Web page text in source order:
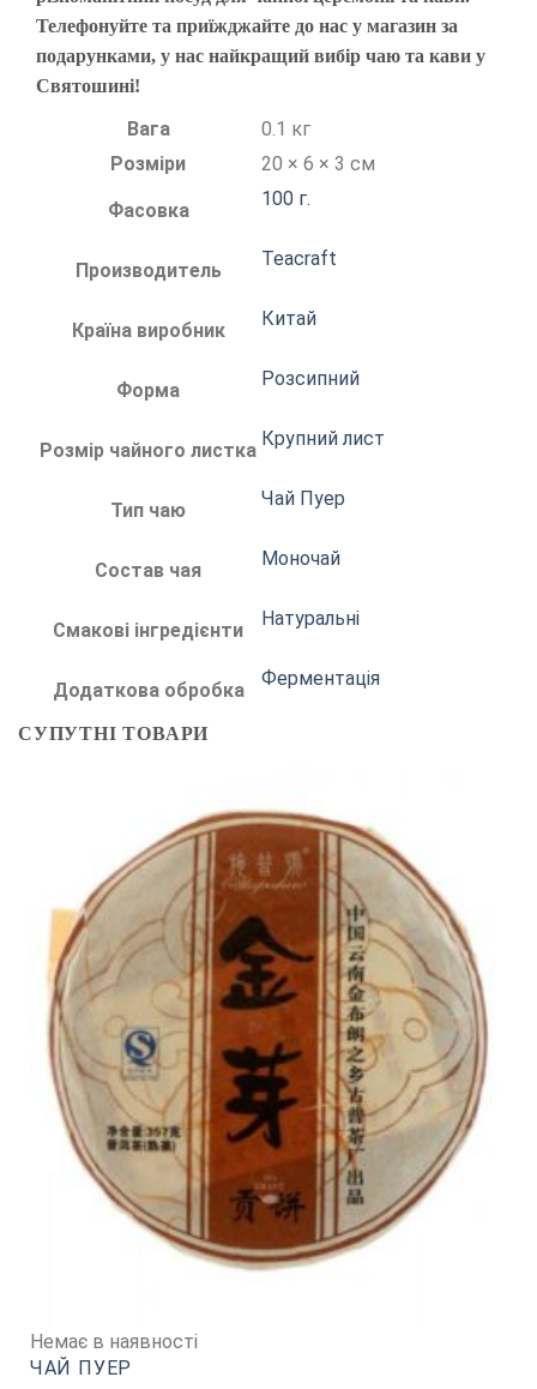
Телефонуйте та приїжджайте до нас у магазин за
подарунками, у нас найкращий вибір чаю та кави у
Святошині!
Вага
0.1 кг
Розміри
20 × 6 × 3 см
Фасовка
100 г.
Производитель
Teacraft
Країна виробник
Китай
Форма
Розсипний
Розмір чайного листка
Крупний лист
Тип чаю
Чай Пуер
Состав чая
Моночай
Смакові інгредієнти
Натуральні
Додаткова обробка
Ферментація
СУПУТНІ ТОВАРИ
Немає в наявності
ЧАЙ ПУЕР